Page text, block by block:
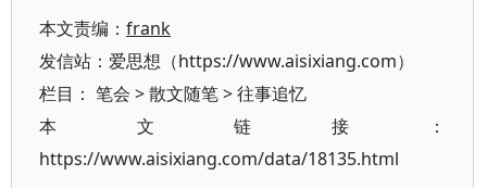
本文责编： frank
发信站：爱思想（https://www.aisixiang.com）
栏目： 笔会 >散文随笔>往事追忆
本文链接：
https://www.aisixiang.com/data/18135.html